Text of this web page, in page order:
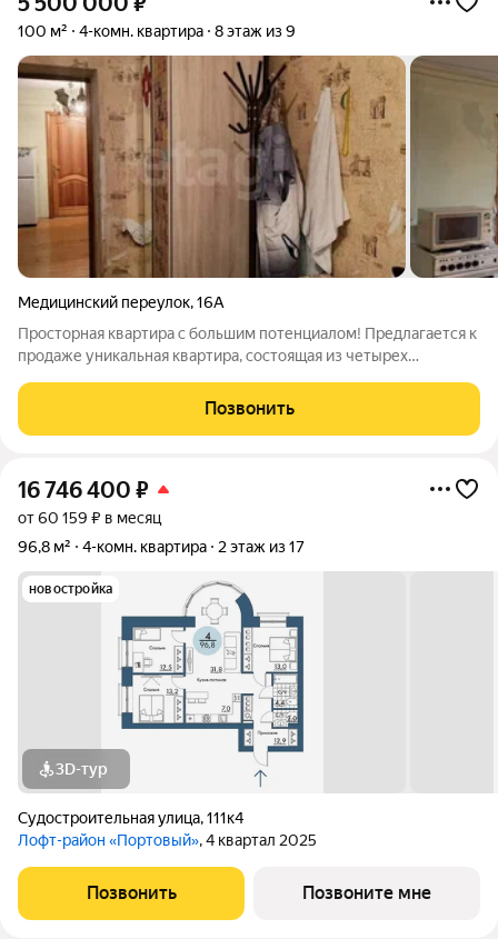
100 м² 4-комн. квартира 8 этаж из 9
Медицинский переулок,16А
Просторная квартира с большим потенциалом! Предлагается к
продаже уникальная квартира, состоящая из четырех
были комнаты общежития, которые были грамотно
объединены в единое жилое пространство,
Позвонить
16 746 400 ₽
от 60 159 ₽ в месяц
96,8 м²
4-комн. квартира 2 этаж из 17
новостройка
3D-тур
Судостроительная улица,111к4
Лофт-район «Портовый», 4 квартал 2025
Позвонить Позвоните мне